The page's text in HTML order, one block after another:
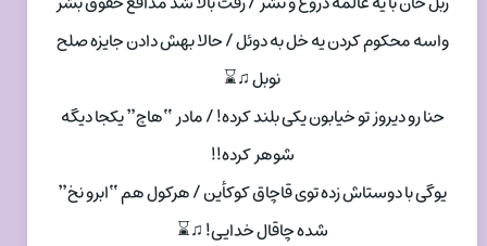
واسه محکوم کردن یه خل به دوئل / حالا بهش دادن جایزه صلح
نوبل ♫⌛
حنا رو دیروز تو خیابون یکی‌ بلند کرده! / مادر “هاچ” یکجا دیگه
شوهر کرده!!
یوگی با دوستاش زده توی قاچاق کوکأین / هرکول هم “ابرو نخ”
شده چاقال خدایی! ♫⌛